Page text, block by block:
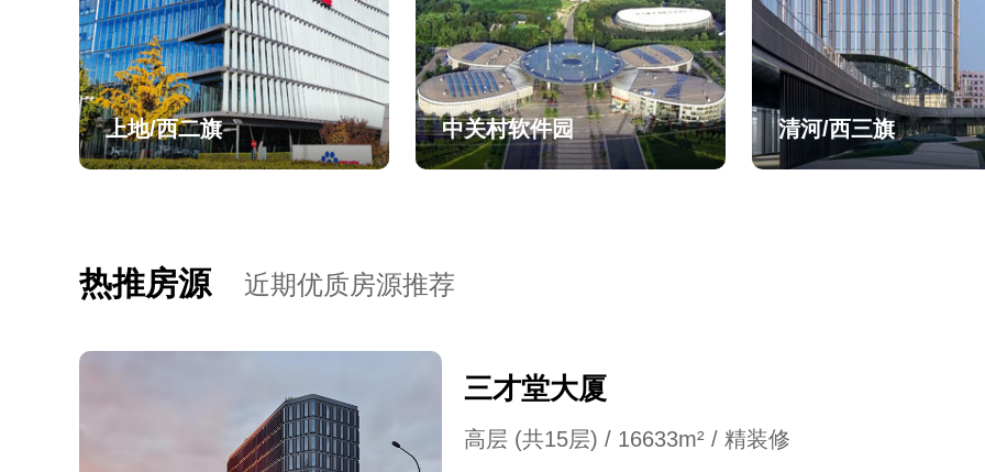
上地/西二旗 中关村软件园 清河/西三旗
热推房源 近期优质房源推荐
三才堂大厦
高层 (共15层) / 16633m² / 精装修